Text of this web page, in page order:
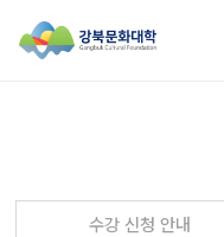
수강 신청 안내